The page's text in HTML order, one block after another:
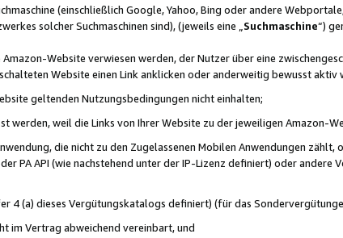
(einschließlich Google, Yahoo, Bing oder andere
solcher Suchmaschinen sind), (jeweils eine „ Suchmaschine“)
Website verwiesen werden, der Nutzer über eine
Website einen Link anklicken oder anderweitig bewusst aktiv
geltenden Nutzungsbedingungen nicht einhalten;
weil die Links von Ihrer Website zu der jeweiligen Amazon-
die nicht zu den Zugelassenen Mobilen Anwendungen zählt,
PA API (wie nachstehend unter der IP-Lizenz definiert) oder andere
4 (a) dieses Vergütungskatalogs definiert) (für das
im Vertrag abweichend vereinbart, und